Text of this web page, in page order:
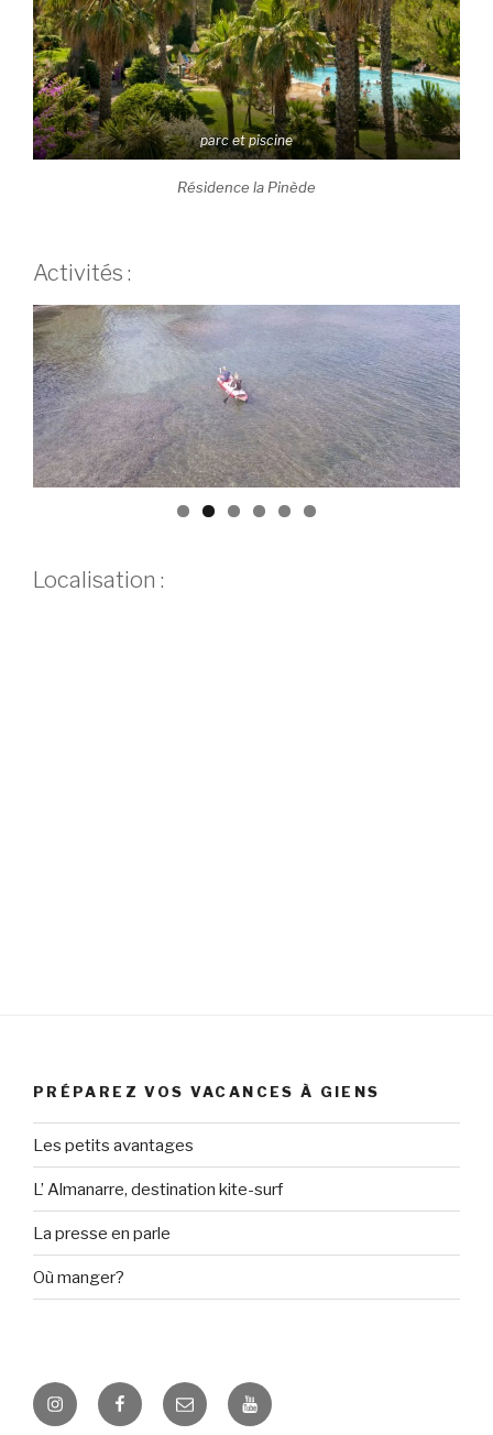
parc et piscine
Résidence la Pinède
Activités :
Localisation :
PRÉPAREZ VOS VACANCES À GIENS
Les petits avantages
L’ Almanarre, destination kite-surf
La presse en parle
Où manger?
InstagramFacebook
E-
mail
Youtube